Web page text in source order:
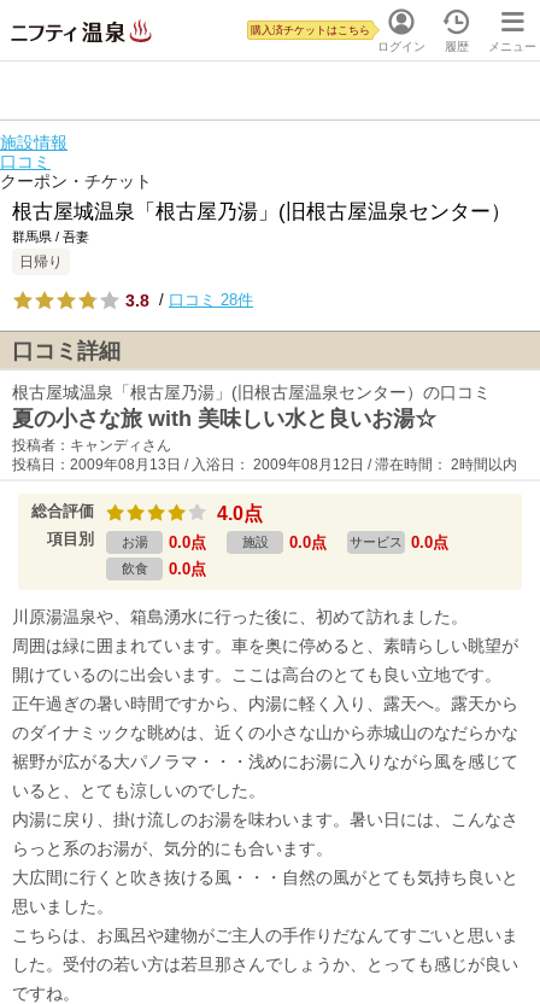
ログイン
購入済チケットはこちら
履歴 メニュー
施設情報
口コミ
クーポン・チケット
根古屋城温泉「根古屋乃湯」(旧根古屋温泉センター）
群馬県 / 吾妻
日帰り
3.8 / 口コミ 28件
口コミ詳細
根古屋城温泉「根古屋乃湯」(旧根古屋温泉センター）の口コミ
夏の小さな旅 with 美味しい水と良いお湯☆
投稿者：キャンディさん
投稿日：2009年08月13日 / 入浴日： 2009年08月12日 / 滞在時間： 2時間以内
総合評価 4.0点
項目別 お湯 0.0点 施設 0.0点 サービス 0.0点
飲食 0.0点
川原湯温泉や、箱島湧水に行った後に、初めて訪れました。
周囲は緑に囲まれています。車を奥に停めると、素晴らしい眺望が
開けているのに出会います。ここは高台のとても良い立地です。
正午過ぎの暑い時間ですから、内湯に軽く入り、露天へ。露天から
のダイナミックな眺めは、近くの小さな山から赤城山のなだらかな
裾野が広がる大パノラマ・・・浅めにお湯に入りながら風を感じて
いると、とても涼しいのでした。
内湯に戻り、掛け流しのお湯を味わいます。暑い日には、こんなさ
らっと系のお湯が、気分的にも合います。
大広間に行くと吹き抜ける風・・・自然の風がとても気持ち良いと
思いました。
こちらは、お風呂や建物がご主人の手作りだなんてすごいと思いま
した。受付の若い方は若旦那さんでしょうか、とっても感じが良い
ですね。